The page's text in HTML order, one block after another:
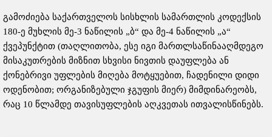
გამოძიება საქართველოს სისხლის სამართლის კოდექსის
180-ე მუხლის მე-3 ნაწილის „ბ“ და მე-4 ნაწილის „ა“
ქვეპუნქტით (თაღლითობა, ესე იგი მართლსაწინააღმდეგო
მისაკუთრების მიზნით სხვისი ნივთის დაუფლება ან
ქონებრივი უფლების მიღება მოტყუებით, ჩადენილი დიდი
ოდენობით; ორგანიზებული ჯგუფის მიერ) მიმდინარეობს,
რაც 10 წლამდე თავისუფლების აღკვეთას ითვალისწინებს.